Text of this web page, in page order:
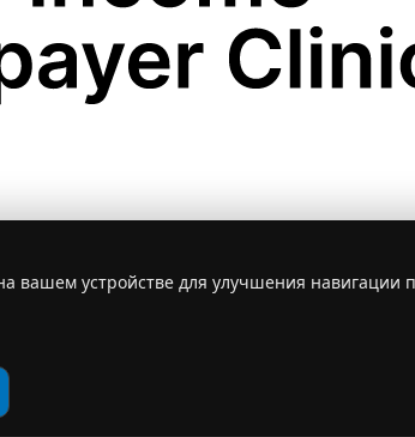
устройстве для улучшения навигации